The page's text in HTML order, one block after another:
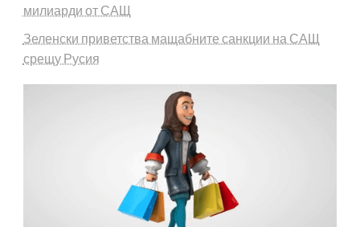
милиарди от САЩ
Зеленски приветства мащабните санкции на САЩ
срещу Русия